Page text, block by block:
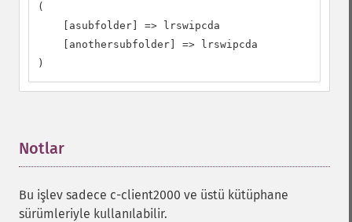
(
    [asubfolder] => lrswipcda
    [anothersubfolder] => lrswipcda
)
Notlar
Bu işlev sadece c-client2000 ve üstü kütüphane
sürümleriyle kullanılabilir.